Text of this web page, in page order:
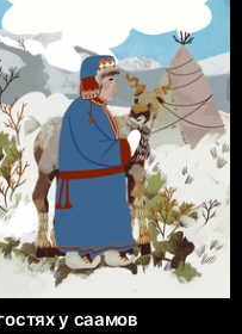
у саамов